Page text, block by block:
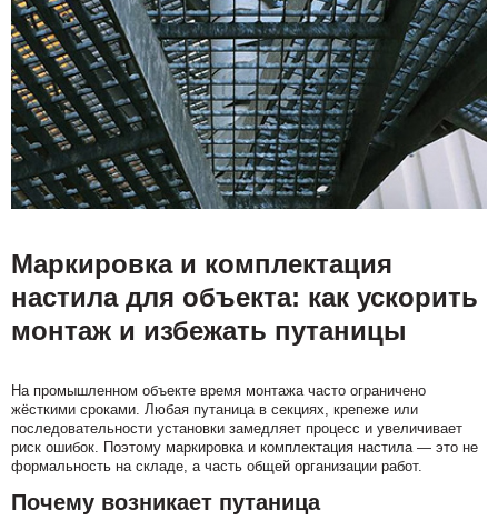
Маркировка и комплектация
настила для объекта: как ускорить
монтаж и избежать путаницы
На промышленном объекте время монтажа часто ограничено
жёсткими сроками. Любая путаница в секциях, крепеже или
последовательности установки замедляет процесс и увеличивает
риск ошибок. Поэтому маркировка и комплектация настила — это не
формальность на складе, а часть общей организации работ.
Почему возникает путаница